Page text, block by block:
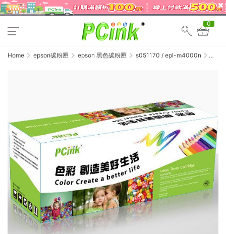
0
Home epson碳粉匣 epson 黑色碳粉匣
s051170 / epl-m4000n